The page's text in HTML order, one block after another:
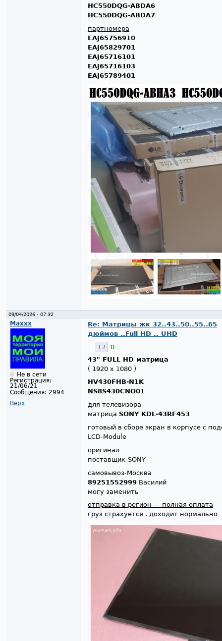
HC550DQG-ABDA6
HC550DQG-ABDA7
партномера
EAJ65756910
EAJ65829701
EAJ65716101
EAJ65716103
EAJ65789401
09/04/2026 - 07:32
Maxxx
Не в сети
Регистрация:
21/06/21
Сообщения: 2994
Верх
Re: Матрицы жк 32..43..50..55..65
дюймов ..Full HD .. UHD
+1
0
43" FULL HD матрица
( 1920 x 1080 )
HV430FHB-N1K
NS8S430CNO01
для телевизора
матрица SONY KDL-43RF453
готовый в сборе экран в корпусе с
LCD-Module
оригинал
поставщик-SONY
самовывоз-Москва
89251552999 Василий
могу заменить
отправка в регион — полная оплата
груз страхуется . доходит нормально